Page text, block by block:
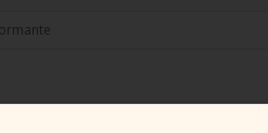
los derechos reservados.